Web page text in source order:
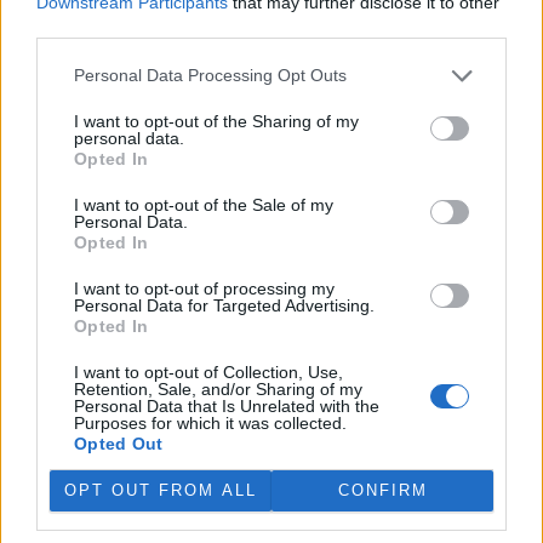
Personal Data Processing Opt Outs
I want to opt-out of the Sharing of my
personal data.
Opted In
I want to opt-out of the Sale of my
Personal Data.
Opted In
I want to opt-out of processing my
Personal Data for Targeted Advertising.
Opted In
I want to opt-out of Collection, Use,
Retention, Sale, and/or Sharing of my
Personal Data that Is Unrelated with the
Purposes for which it was collected.
Opted Out
OPT OUT FROM ALL CONFIRM
Přehled knih a filmů
rok vydání: 2023
Druhá nůše příhod Mojmíra
ochranářského,
rok vydání: 2021
Koupit na Kosmas.cz
Hanišová v
knize Beton a
prostřednictvím třinácti rozhovorů zachycuje